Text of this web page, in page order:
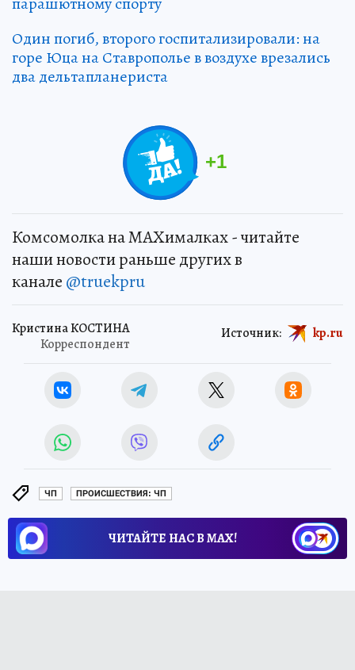
Один погиб, второго госпитализировали: на
горе Юца на Ставрополье в воздухе врезались
два дельтапланериста
+1
Комсомолка на MAXималках - читайте
наши новости раньше других в
канале @truekpru
Кристина КОСТИНА
Корреспондент
Источник: kp.ru
ЧП ПРОИСШЕСТВИЯ: ЧП
ЧИТАЙТЕ НАС В МАХ!